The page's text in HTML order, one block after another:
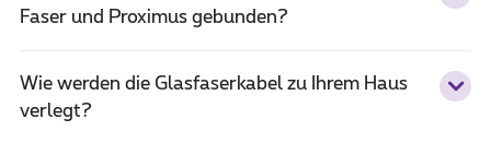
Faser und Proximus gebunden?
Wie werden die Glasfaserkabel zu Ihrem Haus
verlegt?